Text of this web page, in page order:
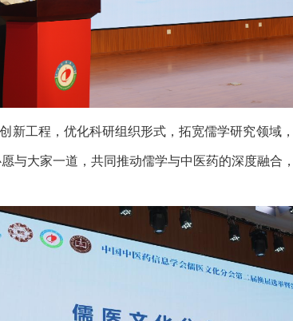
新工程，优化科研组织形式，拓宽儒学研究领域
与大家一道，共同推动儒学与中医药的深度融